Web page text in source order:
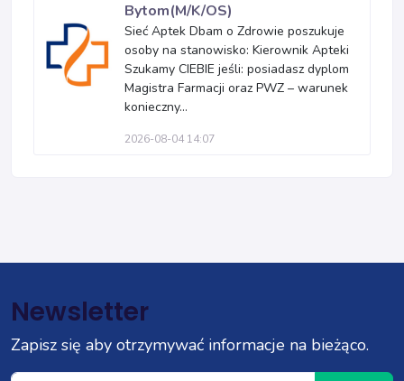
Bytom(M/K/OS)
Sieć Aptek Dbam o Zdrowie poszukuje
osoby na stanowisko: Kierownik Apteki
Szukamy CIEBIE jeśli: posiadasz dyplom
Magistra Farmacji oraz PWZ – warunek
konieczny...
2026-08-04 14:07
Newsletter
Zapisz się aby otrzymywać informacje na bieżąco.